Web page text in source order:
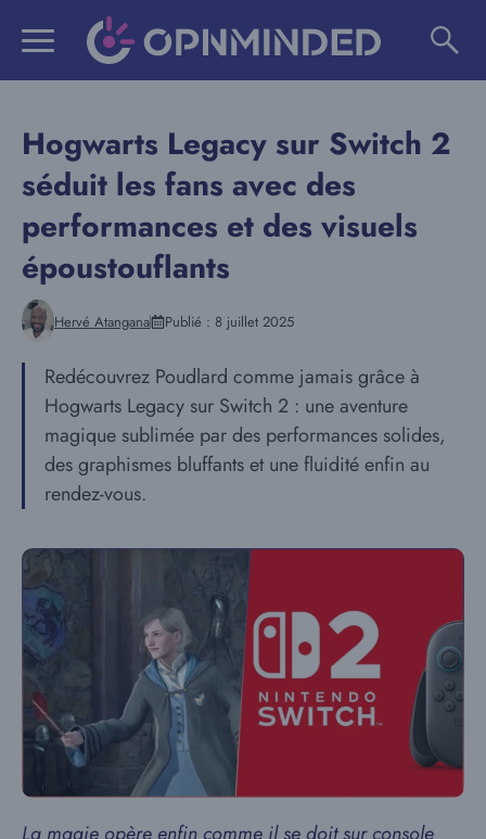
Hogwarts Legacy sur Switch 2
séduit les fans avec des
performances et des visuels
époustouflants
Hervé Atangana Publié : 8 juillet 2025
Redécouvrez Poudlard comme jamais grâce à
Hogwarts Legacy sur Switch 2 : une aventure
magique sublimée par des performances solides,
des graphismes bluffants et une fluidité enfin au
rendez-vous.